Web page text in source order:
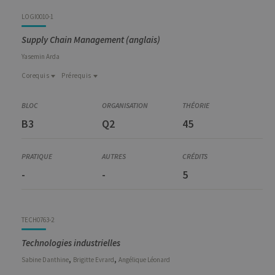
LOGI0010-1
Supply Chain Management (anglais)
Yasemin Arda
Corequis Prérequis
MATH0059-2
Mathématiques pour ingénieurs de gestion
Corequis
Operations Research
B3 Q2 45
- - 5
TECH0763-2
Technologies industrielles
Sabine Danthine, Brigitte Evrard, Angélique Léonard